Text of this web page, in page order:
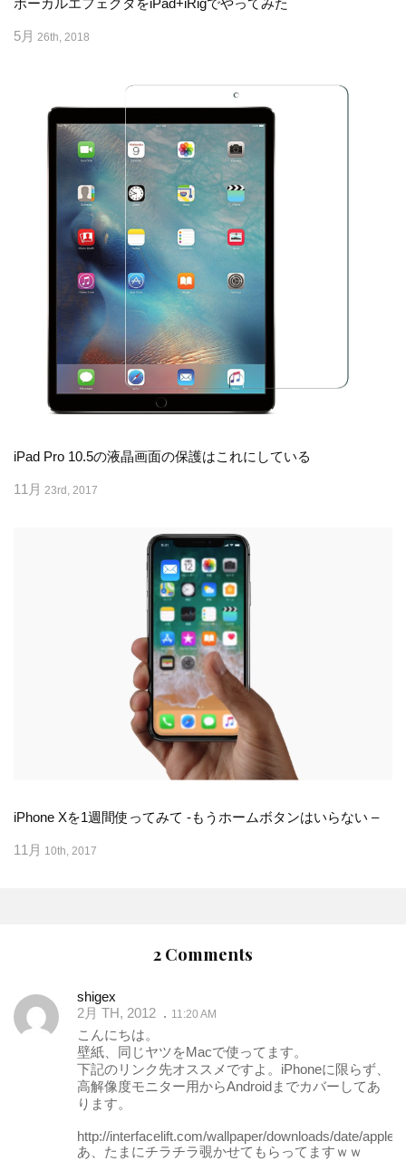
ボーカルエフェクタをiPad+iRigでやってみた
5月 26th, 2018
iPad Pro 10.5の液晶画面の保護はこれにしている
11月 23rd, 2017
iPhone Xを1週間使ってみて -もうホームボタンはいらない –
11月 10th, 2017
2 Comments
shigex
2月 TH, 2012
11:20 AM
こんにちは。
壁紙、同じヤツをMacで使ってます。
下記のリンク先オススメですよ。iPhoneに限らず、
高解像度モニター用からAndroidまでカバーしてあ
ります。
http://interfacelift.com/wallpaper/downloads/date/apple/
あ、たまにチラチラ覗かせてもらってますｗｗ